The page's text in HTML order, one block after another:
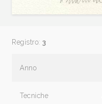
Registro: 3
Anno
Tecniche